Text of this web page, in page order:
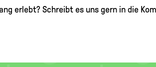
erlebt? Schreibt es uns gern in die